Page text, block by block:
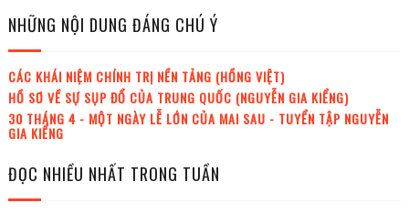
NHỮNG NỘI DUNG ĐÁNG CHÚ Ý
CÁC KHÁI NIỆM CHÍNH TRỊ NỀN TẢNG (HỒNG VIỆT)
HỒ SƠ VỀ SỰ SỤP ĐỔ CỦA TRUNG QUỐC (NGUYỄN GIA KIỂNG)
30 THÁNG 4 - MỘT NGÀY LỄ LỚN CỦA MAI SAU - TUYỂN TẬP NGUYỄN
GIA KIỂNG
ĐỌC NHIỀU NHẤT TRONG TUẦN